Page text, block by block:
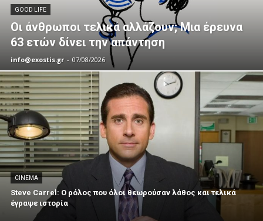
GOOD LIFE
Οι άνθρωποι τελικά αλλάζουν; Μια έρευνα
63 ετών δίνει την απάντηση
info@exostis.gr - 07/08/2026
CINEMA
Steve Carrel: Ο ρόλος που όλοι θεωρούσαν λάθος και τελικά
έγραψε ιστορία